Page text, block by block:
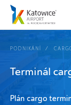
PODNIKÁNÍ
Terminál
Plán cargo